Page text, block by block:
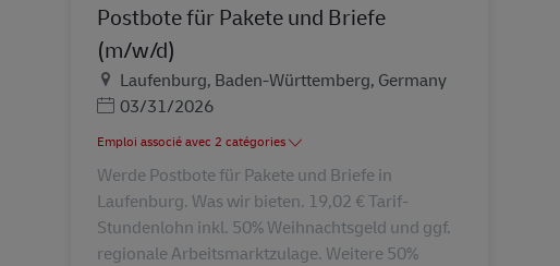
Postbote für Pakete und Briefe
(m/w/d)
LieuLaufenburg, Baden-Württemberg, Germany
Posted Date
03/31/2026
Emploi associé avec 2 catégories
Werde Postbote für Pakete und Briefe in
Laufenburg. Was wir bieten. 19,02 € Tarif-
Stundenlohn inkl. 50% Weihnachtsgeld und ggf.
regionale Arbeitsmarktzulage. Weitere 50%